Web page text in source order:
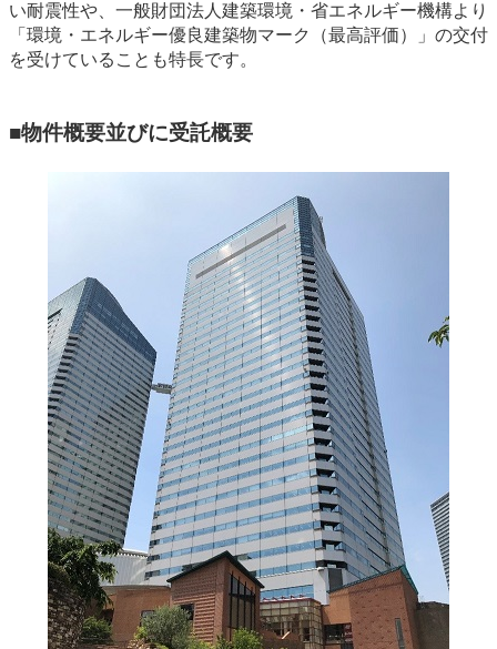
い耐震性や、一般財団法人建築環境・省エネルギー機構より
「環境・エネルギー優良建築物マーク（最高評価）」の交付
を受けていることも特長です。
■物件概要並びに受託概要